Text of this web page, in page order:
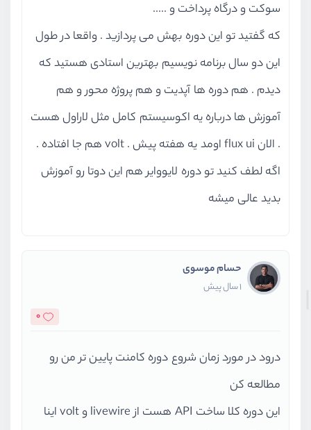
سوکت و درگاه پرداخت و .....
که گفتید تو این دوره بهش می پردازید . واقعا در طول
این دو سال برنامه نویسیم بهترین استادی هستید که
دیدم . هم دوره ها آپدیت و هم پروژه محور و هم
آموزش ها درباره یه اکوسیستم کامل مثل لاراول هست
. الان flux ui اومد یه هفته پیش . volt هم جا افتاده .
اگه لطف کنید تو دوره لایووایر هم این دوتا رو آموزش
بدید عالی میشه
حسام موسوی
1 سال پیش
0
درود در مورد زمان شروع دوره کامنت پایین تر من رو
مطالعه کن
این دوره کلا ساخت API هست از livewire و volt اینا